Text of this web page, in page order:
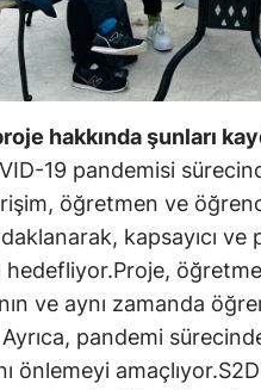
hakkında şunları
19 pandemisi
öğretmen ve
kapsayıcı ve
hedefliyor.Proje,
ve aynı zamanda
pandemi
önlemeyi